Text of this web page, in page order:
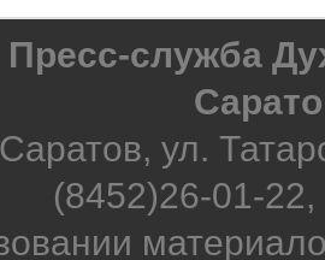
служба
ул.
(8452)26-01-